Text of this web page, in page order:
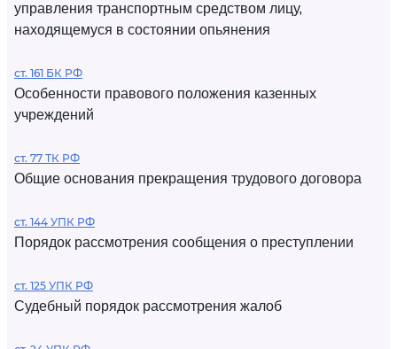
управления транспортным средством лицу,
находящемуся в состоянии опьянения
ст. 161 БК РФ
Особенности правового положения казенных
учреждений
ст. 77 ТК РФ
Общие основания прекращения трудового договора
ст. 144 УПК РФ
Порядок рассмотрения сообщения о преступлении
ст. 125 УПК РФ
Судебный порядок рассмотрения жалоб